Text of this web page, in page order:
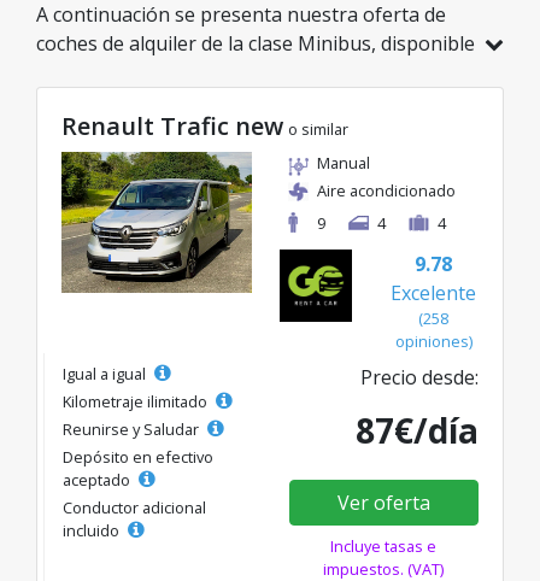
A continuación se presenta nuestra oferta de
coches de alquiler de la clase Minibus, disponible
modelo ideal de la categoría seleccionada, con
tarifas excelentes desde solo 87€/día.
Renault Trafic new o similar
Manual
Aire acondicionado
9
4 4
9.78
Excelente
(258
opiniones)
Igual a igual
Kilometraje ilimitado
Reunirse y Saludar
Depósito en efectivo
aceptado
Conductor adicional
incluido
Precio desde:
87€/día
Ver oferta
Incluye tasas e
impuestos. (VAT)